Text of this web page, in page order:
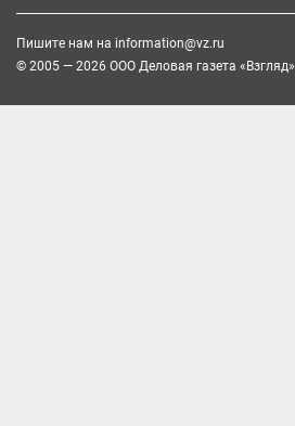
Пишите нам на information@vz.ru
© 2005 — 2026 ООО Деловая газета «Взгляд»